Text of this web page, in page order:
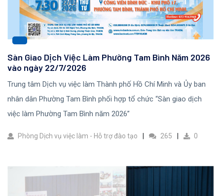
Sàn Giao Dịch Việc Làm Phường Tam Bình Năm 2026
vào ngày 22/7/2026
Trung tâm Dịch vụ việc làm Thành phố Hồ Chí Minh và Ủy ban
nhân dân Phường Tam Bình phối hợp tổ chức “Sàn giao dịch
việc làm Phường Tam Bình năm 2026”
Phòng Dịch vụ việc làm - Hỗ trợ đào tạo 265 0